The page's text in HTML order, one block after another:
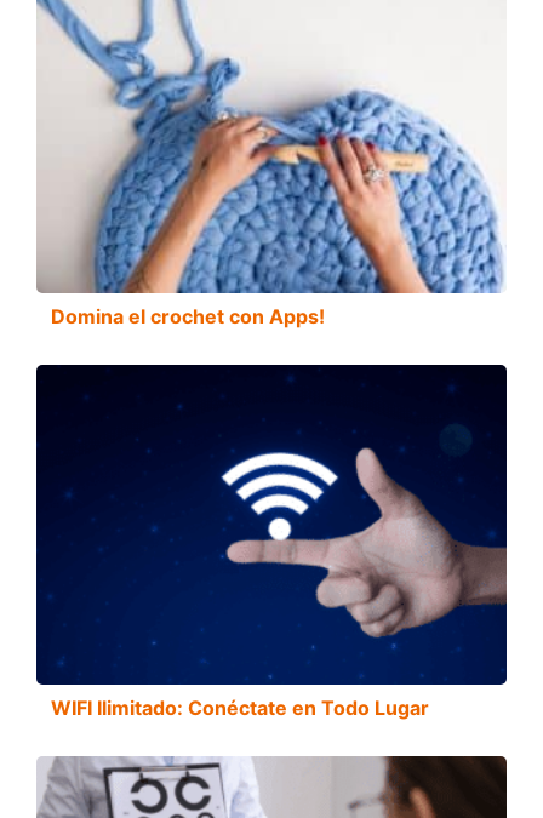
Domina el crochet con Apps!
WIFI Ilimitado: Conéctate en Todo Lugar